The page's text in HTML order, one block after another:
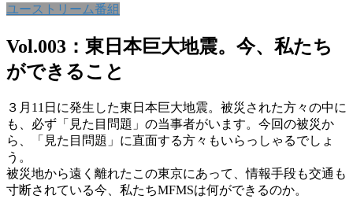
ユーストリーム番組
Vol.003：東日本巨大地震。今、私たち
ができること
３月11日に発生した東日本巨大地震。被災された方々の中に
も、必ず「見た目問題」の当事者がいます。今回の被災か
ら、「見た目問題」に直面する方々もいらっしゃるでしょ
う。
被災地から遠く離れたこの東京にあって、情報手段も交通も
寸断されている今、私たちMFMSは何ができるのか。